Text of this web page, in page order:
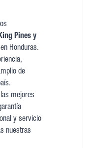
Pines y
Honduras.
de
mejores
y servicio
nuestras